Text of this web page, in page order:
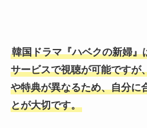
韓国ドラマ『ハベクの新婦』
サービスで視聴が可能ですが
や特典が異なるため、自分に
とが大切です。